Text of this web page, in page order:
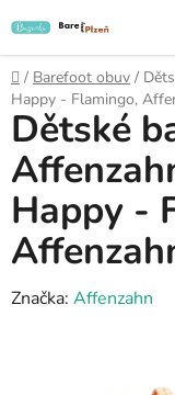
na
obsah
Domů
/ Barefoot obuv /
Happy - Flamingo,
Dětské
Happy -
Značka: Affenzahn